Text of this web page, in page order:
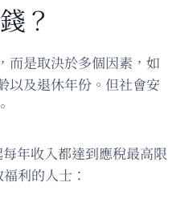
？
而是取決於多個因素，如
以及退休年份。但社會安
年收入都達到應稅最高限
利的人士：